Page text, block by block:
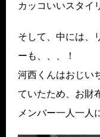
カッコいいスタイ
そして、中には、
ーも、、、！
河西くんはおじい
ていたため、お財
メンバー一人一人